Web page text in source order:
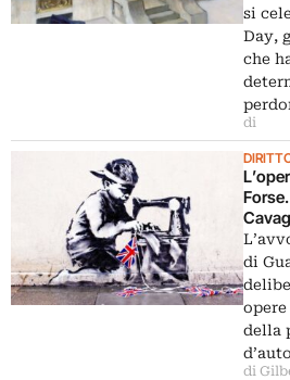
si
Day,
che
di
di
della
di